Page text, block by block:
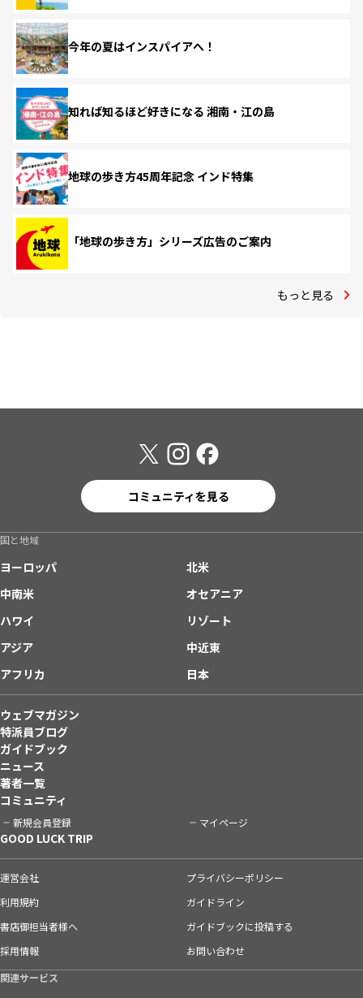
今年の夏はインスパイアへ！
知れば知るほど好きになる 湘南・江の島
地球の歩き方45周年記念 インド特集
「地球の歩き方」シリーズ広告のご案内
もっと見る
コミュニティを見る
国と地域
ヨーロッパ
北米
中南米
オセアニア
ハワイ
リゾート
アジア
中近東
アフリカ
日本
ウェブマガジン
特派員ブログ
ガイドブック
ニュース
著者一覧
コミュニティ
新規会員登録 マイページ
GOOD LUCK TRIP
運営会社
プライバシーポリシー
利用規約
ガイドライン
書店御担当者様へ
ガイドブックに投稿する
採用情報
お問い合わせ
関連サービス